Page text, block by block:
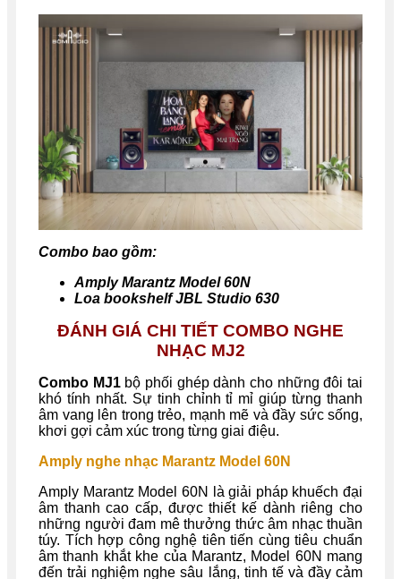
Combo bao gồm:
Amply Marantz Model 60N
Loa bookshelf JBL Studio 630
ĐÁNH GIÁ CHI TIẾT COMBO NGHE
NHẠC MJ2
Combo MJ1 bộ phối ghép dành cho những đôi tai
khó tính nhất. Sự tinh chỉnh tỉ mỉ giúp từng thanh
âm vang lên trong trẻo, mạnh mẽ và đầy sức sống,
khơi gợi cảm xúc trong từng giai điệu.
Amply nghe nhạc Marantz Model 60N
Amply Marantz Model 60N là giải pháp khuếch đại
âm thanh cao cấp, được thiết kế dành riêng cho
những người đam mê thưởng thức âm nhạc thuần
túy. Tích hợp công nghệ tiên tiến cùng tiêu chuẩn
âm thanh khắt khe của Marantz, Model 60N mang
đến trải nghiệm nghe sâu lắng, tinh tế và đầy cảm